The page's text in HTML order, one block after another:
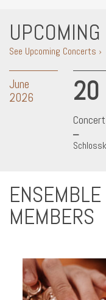
See Upcoming Concerts ›
June
2026
20
ENSEMBLE
MEMBERS